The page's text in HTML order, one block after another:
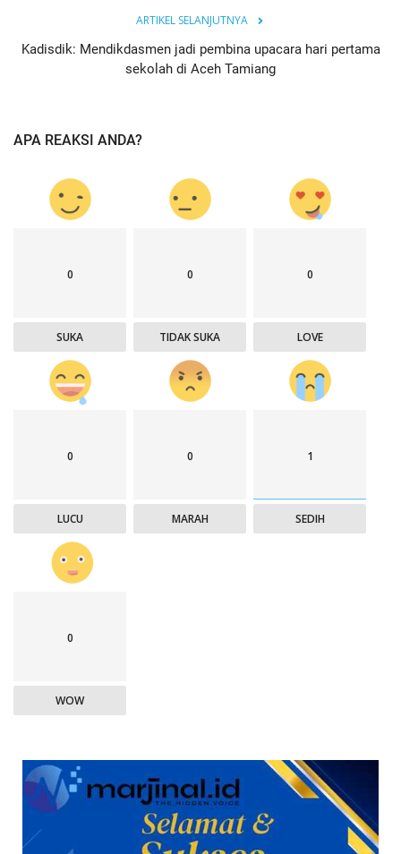
ARTIKEL SELANJUTNYA
Kadisdik: Mendikdasmen jadi pembina upacara hari pertama
sekolah di Aceh Tamiang
APA REAKSI ANDA?
0
SUKA
0
TIDAK SUKA
0
LOVE
0
LUCU
0
MARAH
1
SEDIH
0
WOW